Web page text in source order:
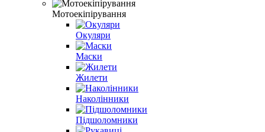
Мотоекіпірування
Окуляри
Маски
Жилети
Наколінники
Підшоломники